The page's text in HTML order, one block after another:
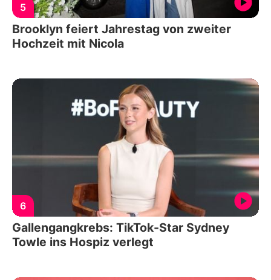
5
Brooklyn feiert Jahrestag von zweiter
Hochzeit mit Nicola
6
Gallengangkrebs: TikTok-Star Sydney
Towle ins Hospiz verlegt